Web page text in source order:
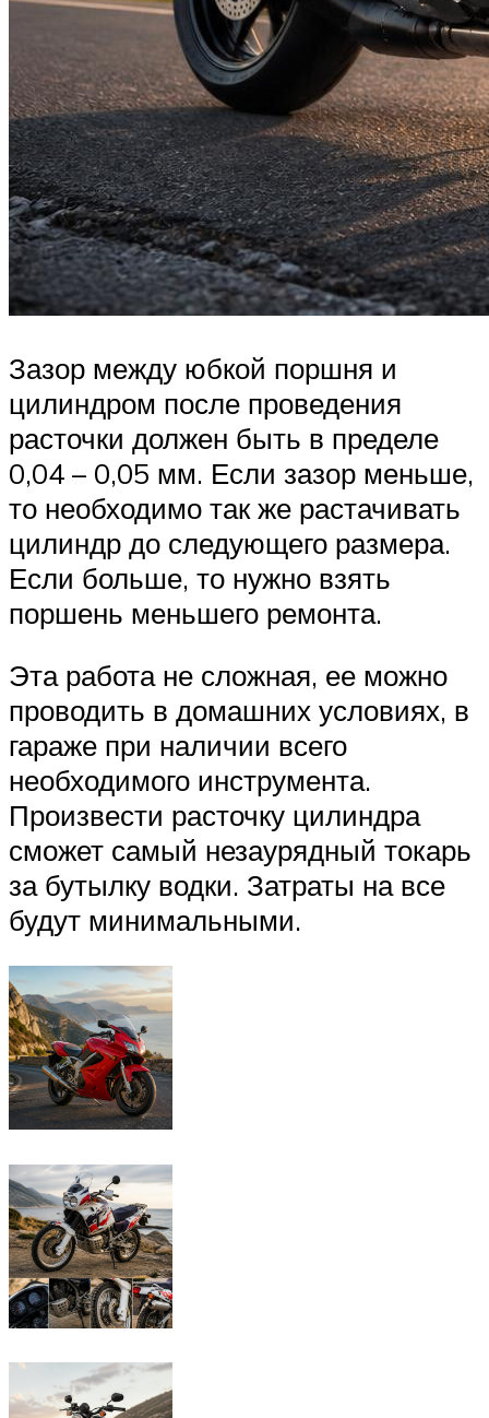
Зазор между юбкой поршня и
цилиндром после проведения
расточки должен быть в пределе
0,04 – 0,05 мм. Если зазор меньше,
то необходимо так же растачивать
цилиндр до следующего размера.
Если больше, то нужно взять
поршень меньшего ремонта.
Эта работа не сложная, ее можно
проводить в домашних условиях, в
гараже при наличии всего
необходимого инструмента.
Произвести расточку цилиндра
сможет самый незаурядный токарь
за бутылку водки. Затраты на все
будут минимальными.